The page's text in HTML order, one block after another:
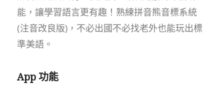
能，讓學習語言更有趣！熟練拼音熊音標系統
(注音改良版)，不必出國不必找老外也能玩出標
準美語。
App 功能